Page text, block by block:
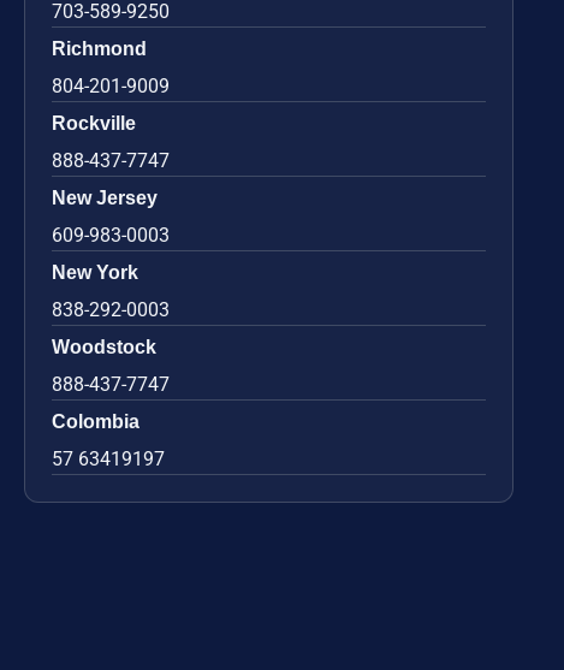
703-589-9250
Richmond
804-201-9009
Rockville
888-437-7747
New Jersey
609-983-0003
New York
838-292-0003
Woodstock
888-437-7747
Colombia
57 63419197